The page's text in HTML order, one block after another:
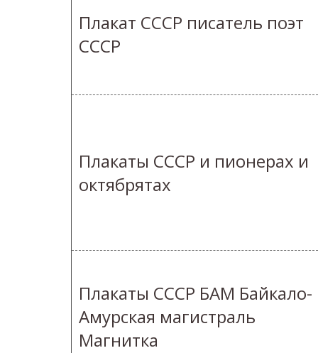
Плакат СССР писатель поэт
СССР
Плакаты СССР и пионерах и
октябрятах
Плакаты СССР БАМ Байкало-
Амурская магистраль
Магнитка